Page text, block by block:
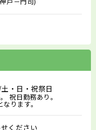
・日・祝祭日
祝日勤務あり。
ります。
ください